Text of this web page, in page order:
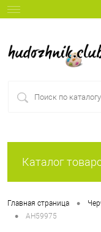
Каталог
Главная страница •
• AH59975